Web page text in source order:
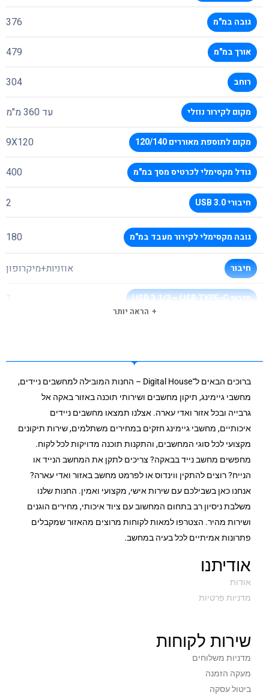
גובה במ"מ 376
אורך במ"מ 479
רוחב 304
מקום לקירור נוזלי עד 360 מ"מ
מקום לתוספת מאוררים 120/140 9X120
גודל מקסימלי לכרטיס מסך במ"מ 400
חיבורי USB 3.0 2
גובה מקסימלי לקירור מעבד במ"מ 180
חיבור אוזניות+מיקרופון
חיבור USB 3.1/2 – USB TYPE-C 1
צבע מארז שחור
מיקום ספק כוח תחתון
תקופת אחריות
הראה יותר
ברוכים הבאים ל־Digital House – החנות המובילה למחשבים ניידים,
מחשבי גיימינג, תיקון מחשבים ושירותי תוכנה באזור באקה אל
גרבייה ובכל אזור ואדי עארה. אצלנו תמצאו מחשבים ניידים
איכותיים, מחשבי גיימינג חזקים במחירים משתלמים, שירות תיקונים
מקצועי לכל סוגי המחשבים, והתקנות תוכנה מדויקות לכל לקוח.
מחפשים מחשב נייד בבאקה? צריכים לתקן את המחשב הנייד או
הנייח? רוצים להתקין ווינדוס או לפרמט מחשב באזור ואדי עארה?
אנחנו כאן בשבילכם עם שירות אישי, מקצועי ואמין. החנות שלנו
משלבת ניסיון רב בתחום המחשוב עם ציוד איכותי, מחירים הוגנים
ושירות מהיר. הצטרפו למאות לקוחות מרוצים מהאזור שמקבלים
פתרונות אמיתיים לכל בעיה במחשב.
אודיתנו
אודות
מדניות פרטיות
שירות לקוחות
מדניות משלוחים
מעקה הזמנה
ביטול עסקה